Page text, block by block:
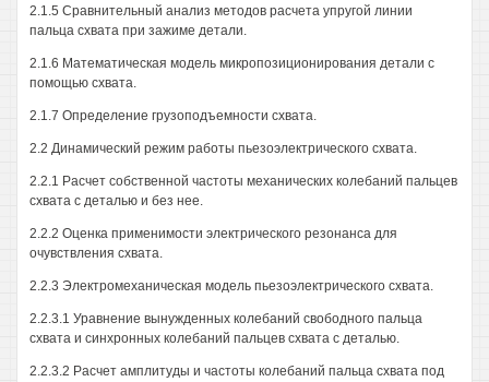
2.1.5 Сравнительный анализ методов расчета упругой линии
пальца схвата при зажиме детали.
2.1.6 Математическая модель микропозиционирования детали с
помощью схвата.
2.1.7 Определение грузоподъемности схвата.
2.2 Динамический режим работы пьезоэлектрического схвата.
2.2.1 Расчет собственной частоты механических колебаний пальцев
схвата с деталью и без нее.
2.2.2 Оценка применимости электрического резонанса для
очувствления схвата.
2.2.3 Электромеханическая модель пьезоэлектрического схвата.
2.2.3.1 Уравнение вынужденных колебаний свободного пальца
схвата и синхронных колебаний пальцев схвата с деталью.
2.2.3.2 Расчет амплитуды и частоты колебаний пальца схвата под